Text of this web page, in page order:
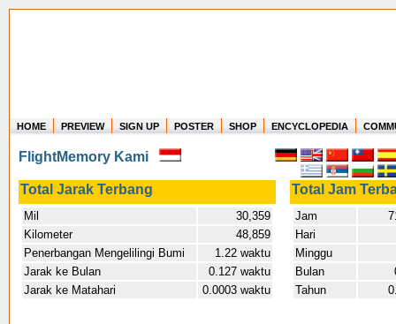
Where in the world have you flown?
How long have you been in the air?
Create your own FlightMemory and see!
HOME PREVIEW SIGN UP POSTER SHOP ENCYCLOPEDIA
FlightMemory Kami
Total Jarak Terbang Total Jam
Mil
30,359
Kilometer
48,859
Penerbangan Mengelilingi Bumi
1.22 waktu
Jarak ke Bulan
0.127 waktu
Jarak ke Matahari
0.0003 waktu
Jam
Hari
Minggu
Bulan
Tahun